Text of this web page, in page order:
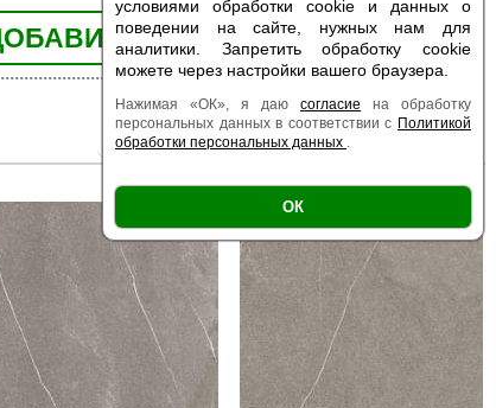
условиями обработки cookie и данных о
поведении на сайте, нужных нам для
аналитики. Запретить обработку cookie
можете через настройки вашего браузера.
Нажимая «ОК», я даю согласие на обработку
персональных данных в соответствии с Политикой
обработки персональных данных .
ОК
В КОРЗИНУ
Есть образец | Поверхность |